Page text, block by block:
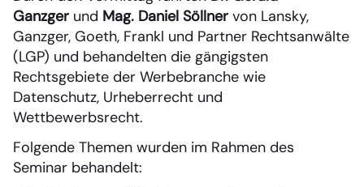
Ganzger und Mag. Daniel Söllner von Lansky,
Ganzger, Goeth, Frankl und Partner Rechtsanwälte
(LGP) und behandelten die gängigsten
Rechtsgebiete der Werbebranche wie
Datenschutz, Urheberrecht und
Wettbewerbsrecht.
Folgende Themen wurden im Rahmen des
Seminar behandelt: